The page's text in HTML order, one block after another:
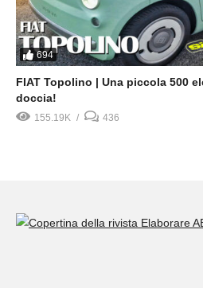
694
FIAT Topolino | Una piccola 500
doccia!
155.19K 436